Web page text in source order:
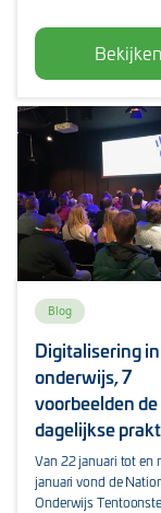
Bekijken
Blog
Digitalisering
onderwijs, 7
voorbeelden de
dagelijkse
Van 22 januari tot en
januari vond de
Onderwijs